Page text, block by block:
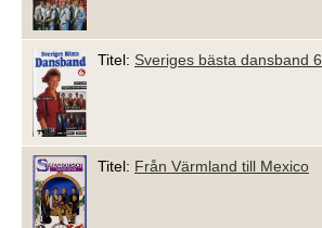
Titel: Sveriges bästa dansband 6
Titel: Från Värmland till Mexico